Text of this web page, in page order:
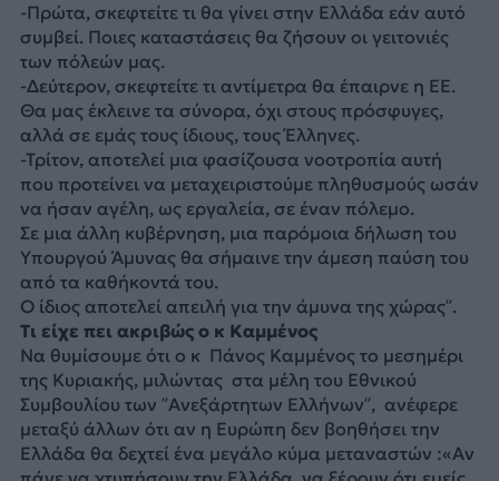
-Πρώτα, σκεφτείτε τι θα γίνει στην Ελλάδα εάν αυτό
συμβεί. Ποιες καταστάσεις θα ζήσουν οι γειτονιές
των πόλεών μας.
-Δεύτερον, σκεφτείτε τι αντίμετρα θα έπαιρνε η ΕΕ.
Θα μας έκλεινε τα σύνορα, όχι στους πρόσφυγες,
αλλά σε εμάς τους ίδιους, τους Έλληνες.
-Τρίτον, αποτελεί μια φασίζουσα νοοτροπία αυτή
που προτείνει να μεταχειριστούμε πληθυσμούς ωσάν
να ήσαν αγέλη, ως εργαλεία, σε έναν πόλεμο.
Σε μια άλλη κυβέρνηση, μια παρόμοια δήλωση του
Υπουργού Άμυνας θα σήμαινε την άμεση παύση του
από τα καθήκοντά του.
Ο ίδιος αποτελεί απειλή για την άμυνα της χώρας”.
Τι είχε πει ακριβώς ο κ Καμμένος
Να θυμίσουμε ότι ο κ Πάνος Καμμένος το μεσημέρι
της Κυριακής, μιλώντας στα μέλη του Εθνικού
Συμβουλίου των ”Ανεξάρτητων Ελλήνων”, ανέφερε
μεταξύ άλλων ότι αν η Ευρώπη δεν βοηθήσει την
Ελλάδα θα δεχτεί ένα μεγάλο κύμα μεταναστών :«Αν